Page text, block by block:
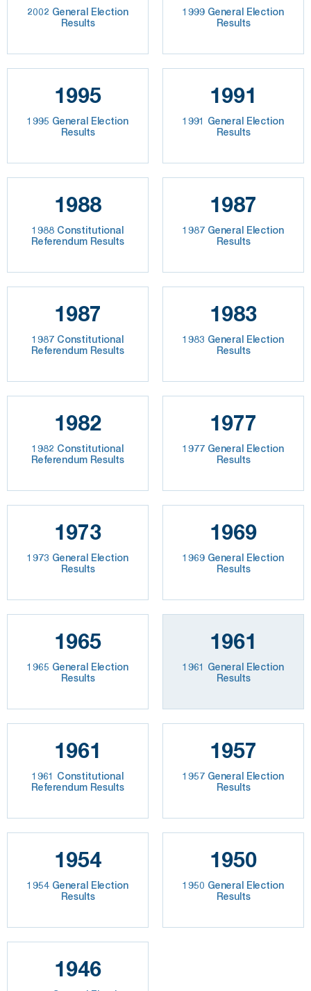
2002 General Election
Results
1999 General Election
Results
1995
1995 General Election
Results
1991
1991 General Election
Results
1988
1988 Constitutional
Referendum Results
1987
1987 General Election
Results
1987
1987 Constitutional
Referendum Results
1983
1983 General Election
Results
1982
1982 Constitutional
Referendum Results
1977
1977 General Election
Results
1973
1973 General Election
Results
1969
1969 General Election
Results
1965
1965 General Election
Results
1961
1961 General Election
Results
1961
1961 Constitutional
Referendum Results
1957
1957 General Election
Results
1954
1954 General Election
Results
1950
1950 General Election
Results
1946